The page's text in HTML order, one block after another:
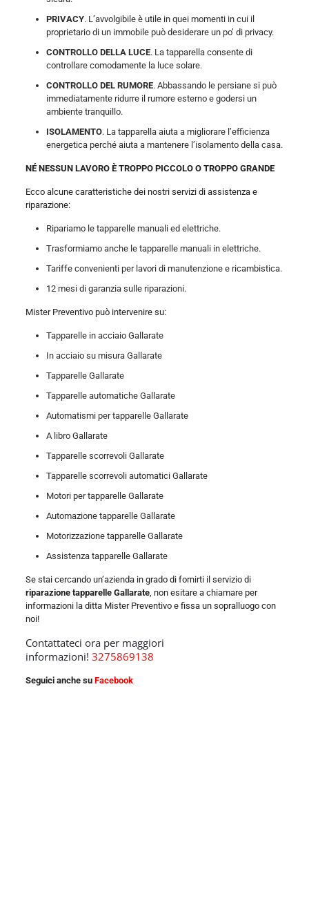
PRIVACY. L’avvolgibile è utile in quei momenti in cui il
proprietario di un immobile può desiderare un po’ di privacy.
CONTROLLO DELLA LUCE. La tapparella consente di
controllare comodamente la luce solare.
CONTROLLO DEL RUMORE. Abbassando le persiane si può
immediatamente ridurre il rumore esterno e godersi un
ambiente tranquillo.
ISOLAMENTO. La tapparella aiuta a migliorare l’efficienza
energetica perché aiuta a mantenere l’isolamento della casa.
NÉ NESSUN LAVORO È TROPPO PICCOLO O TROPPO GRANDE
Ecco alcune caratteristiche dei nostri servizi di assistenza e
riparazione:
Ripariamo le tapparelle manuali ed elettriche.
Trasformiamo anche le tapparelle manuali in elettriche.
Tariffe convenienti per lavori di manutenzione e ricambistica.
12 mesi di garanzia sulle riparazioni.
Mister Preventivo può intervenire su:
Tapparelle in acciaio Gallarate
In acciaio su misura Gallarate
Tapparelle Gallarate
Tapparelle automatiche Gallarate
Automatismi per tapparelle Gallarate
A libro Gallarate
Tapparelle scorrevoli Gallarate
Tapparelle scorrevoli automatici Gallarate
Motori per tapparelle Gallarate
Automazione tapparelle Gallarate
Motorizzazione tapparelle Gallarate
Assistenza tapparelle Gallarate
Se stai cercando un’azienda in grado di fornirti il servizio di
riparazione tapparelle Gallarate, non esitare a chiamare per
informazioni la ditta Mister Preventivo e fissa un sopralluogo con
noi!
Contattateci ora per maggiori
informazioni! 3275869138
Seguici anche su Facebook